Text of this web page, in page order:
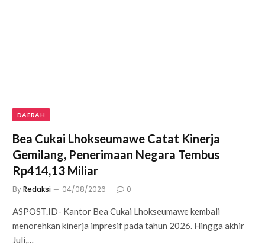
DAERAH
Bea Cukai Lhokseumawe Catat Kinerja
Gemilang, Penerimaan Negara Tembus
Rp414,13 Miliar
ByRedaksi 04/08/2026 0
ASPOST.ID- Kantor Bea Cukai Lhokseumawe kembali
menorehkan kinerja impresif pada tahun 2026. Hingga akhir
Juli,…